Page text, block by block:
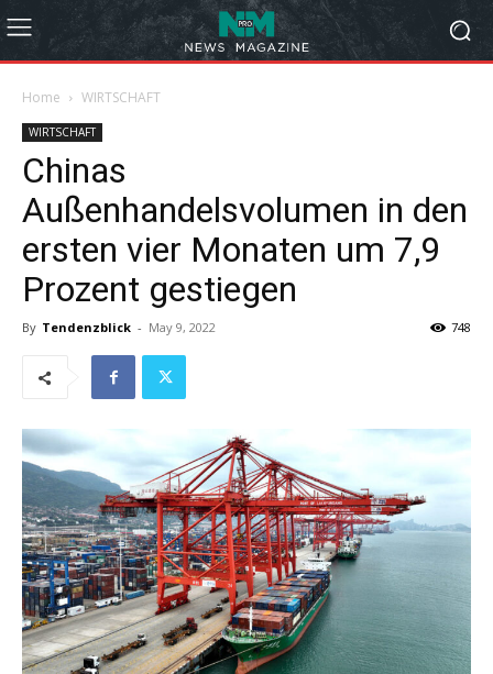
Home WIRTSCHAFT
WIRTSCHAFT
Chinas
Außenhandelsvolumen in den
ersten vier Monaten um 7,9
Prozent gestiegen
By Tendenzblick - May 9, 2022 748